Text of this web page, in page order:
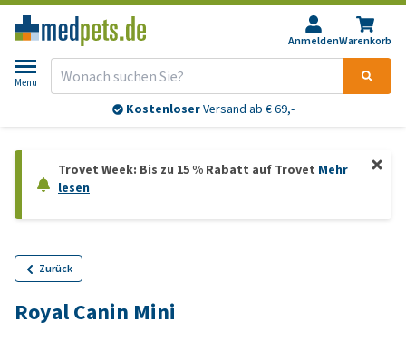
AnmeldenWarenkorb
Menu
KostenloserVersand ab € 69,-
Trovet Week: Bis zu 15 % Rabatt auf Trovet Mehr
lesen
Zurück
Royal Canin Mini